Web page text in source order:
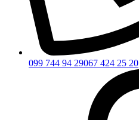
099 744 94 29067 424 25 20